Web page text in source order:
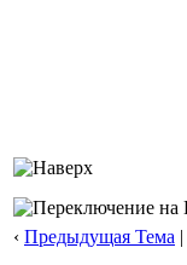
‹ Предыдущая Тема |